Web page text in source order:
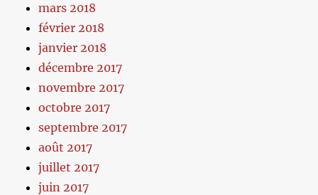
mars 2018
février 2018
janvier 2018
décembre 2017
novembre 2017
octobre 2017
septembre 2017
août 2017
juillet 2017
juin 2017